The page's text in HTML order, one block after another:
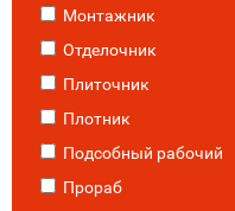
Монтажник
Отделочник
Плиточник
Плотник
Подсобный рабочий
Прораб